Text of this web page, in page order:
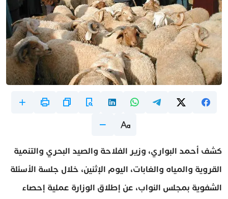
كشف أحمد البواري، وزير الفلاحة والصيد البحري والتنمية
القروية والمياه والغابات، اليوم الإثنين، خلال جلسة الأسئلة
الشفوية بمجلس النواب، عن إطلاق الوزارة عملية إحصاء